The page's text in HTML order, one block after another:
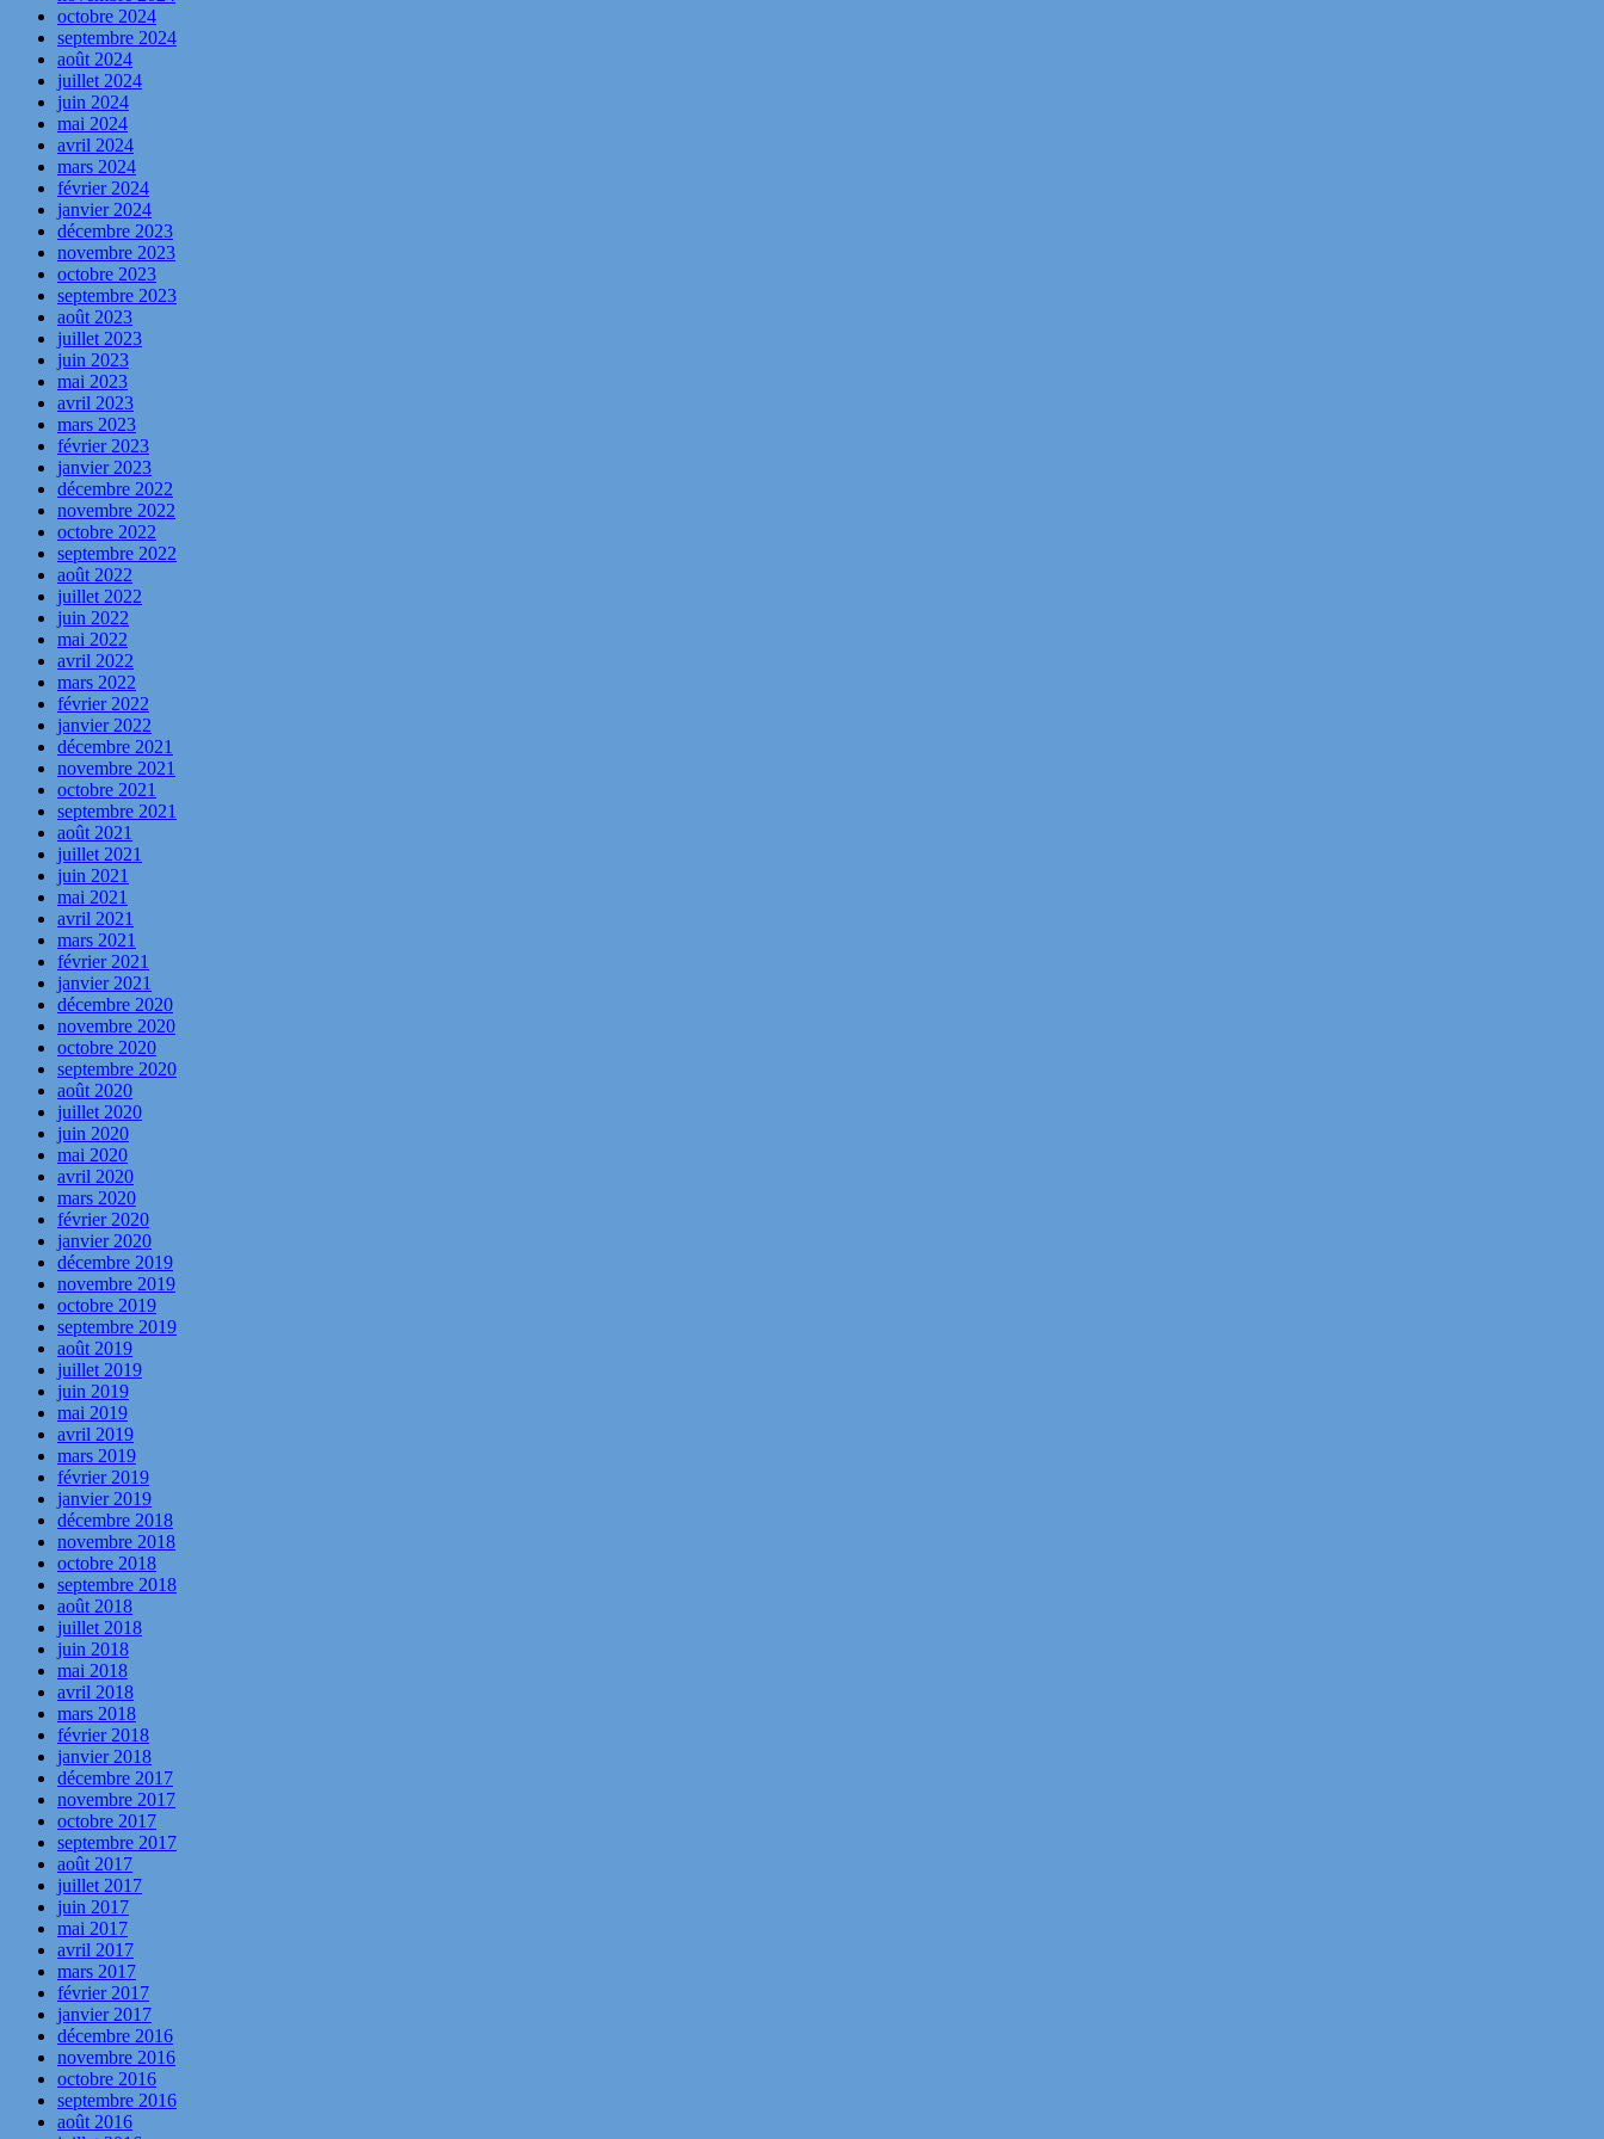
octobre 2024
septembre 2024
août 2024
juillet 2024
juin 2024
mai 2024
avril 2024
mars 2024
février 2024
janvier 2024
décembre 2023
novembre 2023
octobre 2023
septembre 2023
août 2023
juillet 2023
juin 2023
mai 2023
avril 2023
mars 2023
février 2023
janvier 2023
décembre 2022
novembre 2022
octobre 2022
septembre 2022
août 2022
juillet 2022
juin 2022
mai 2022
avril 2022
mars 2022
février 2022
janvier 2022
décembre 2021
novembre 2021
octobre 2021
septembre 2021
août 2021
juillet 2021
juin 2021
mai 2021
avril 2021
mars 2021
février 2021
janvier 2021
décembre 2020
novembre 2020
octobre 2020
septembre 2020
août 2020
juillet 2020
juin 2020
mai 2020
avril 2020
mars 2020
février 2020
janvier 2020
décembre 2019
novembre 2019
octobre 2019
septembre 2019
août 2019
juillet 2019
juin 2019
mai 2019
avril 2019
mars 2019
février 2019
janvier 2019
décembre 2018
novembre 2018
octobre 2018
septembre 2018
août 2018
juillet 2018
juin 2018
mai 2018
avril 2018
mars 2018
février 2018
janvier 2018
décembre 2017
novembre 2017
octobre 2017
septembre 2017
août 2017
juillet 2017
juin 2017
mai 2017
avril 2017
mars 2017
février 2017
janvier 2017
décembre 2016
novembre 2016
octobre 2016
septembre 2016
août 2016